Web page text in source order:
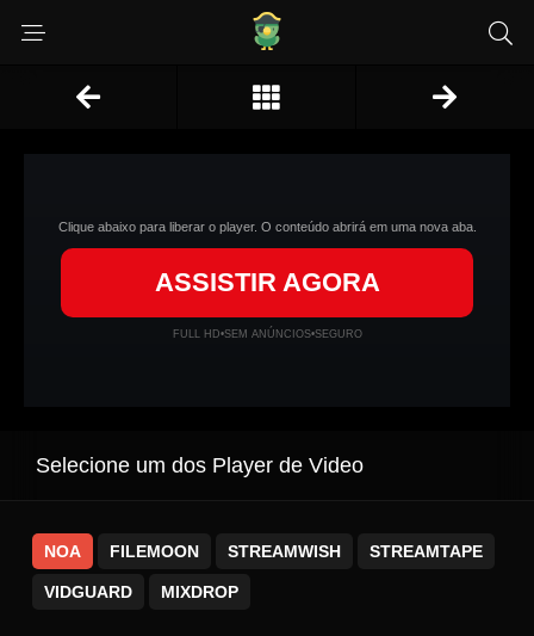
Clique abaixo para liberar o player. O conteúdo abrirá em uma nova aba.
ASSISTIR AGORA
FULL HD•SEM ANÚNCIOS•SEGURO
Selecione um dos Player de Video
NOA FILEMOON STREAMWISH STREAMTAPE
VIDGUARD MIXDROP